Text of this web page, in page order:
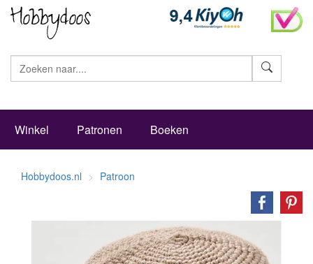
Winkel Patronen Boeken
Hobbydoos.nl Patroon